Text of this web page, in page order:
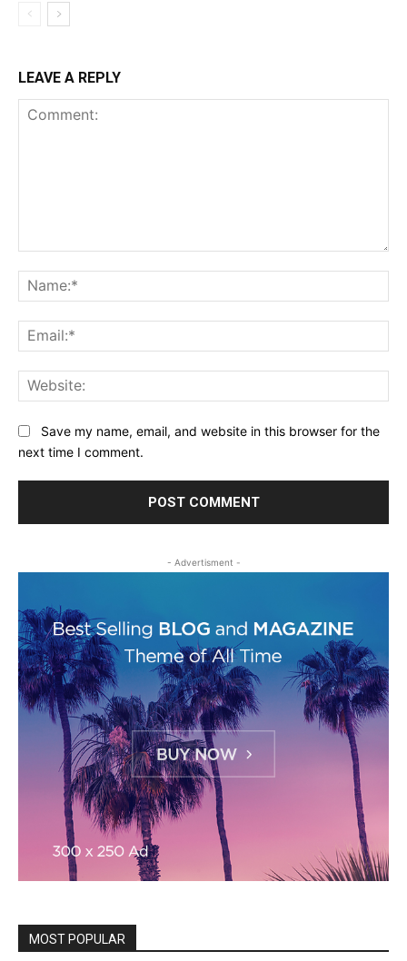
LEAVE A REPLY
Save my name, email, and website in this browser for the
next time I comment.
- Advertisment -
MOST POPULAR